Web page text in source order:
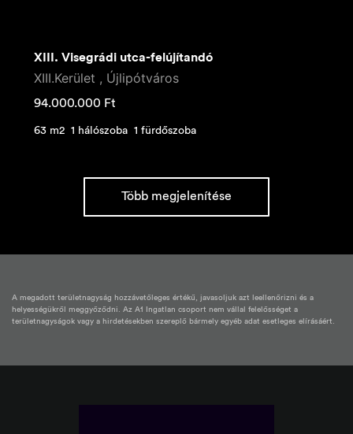
XIII. Visegrádi utca-felújítandó
XIII.Kerület , Újlipótváros
94.000.000 Ft
63 m2 1 hálószoba 1 fürdőszoba
Több megjelenítése
A megadott területnagyság hozzávetőleges értékű, javasoljuk azt leellenőrizni és a
helyességükről meggyőződni. Az A1 Ingatlan csoport nem vállal felelősséget a
területnagyságok vagy a hirdetésekben szereplő bármely egyéb adat esetleges elírásáért.